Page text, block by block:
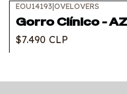
EOU14193|OVELOVERS
Gorro Clínico -
$7.490 CLP